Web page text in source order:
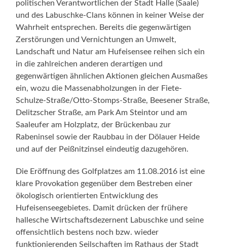
politischen Verantwortlichen der Stadt Halle (Saale)
und des Labuschke-Clans können in keiner Weise der
Wahrheit entsprechen. Bereits die gegenwärtigen
Zerstörungen und Vernichtungen an Umwelt,
Landschaft und Natur am Hufeisensee reihen sich ein
in die zahlreichen anderen derartigen und
gegenwärtigen ähnlichen Aktionen gleichen Ausmaßes
ein, wozu die Massenabholzungen in der Fiete-
Schulze-Straße/Otto-Stomps-Straße, Beesener Straße,
Delitzscher Straße, am Park Am Steintor und am
Saaleufer am Holzplatz, der Brückenbau zur
Rabeninsel sowie der Raubbau in der Dölauer Heide
und auf der Peißnitzinsel eindeutig dazugehören.
Die Eröffnung des Golfplatzes am 11.08.2016 ist eine
klare Provokation gegenüber dem Bestreben einer
ökologisch orientierten Entwicklung des
Hufeisenseegebietes. Damit drücken der frühere
hallesche Wirtschaftsdezernent Labuschke und seine
offensichtlich bestens noch bzw. wieder
funktionierenden Seilschaften im Rathaus der Stadt